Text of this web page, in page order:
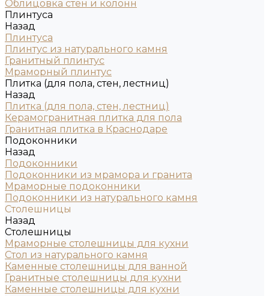
Облицовка стен и колонн
Плинтуса
Назад
Плинтуса
Плинтус из натурального камня
Гранитный плинтус
Мраморный плинтус
Плитка (для пола, стен, лестниц)
Назад
Плитка (для пола, стен, лестниц)
Керамогранитная плитка для пола
Гранитная плитка в Краснодаре
Подоконники
Назад
Подоконники
Подоконники из мрамора и гранита
Мраморные подоконники
Подоконники из натурального камня
Столешницы
Назад
Столешницы
Мраморные столешницы для кухни
Стол из натурального камня
Каменные столешницы для ванной
Гранитные столешницы для кухни
Каменные столешницы для кухни